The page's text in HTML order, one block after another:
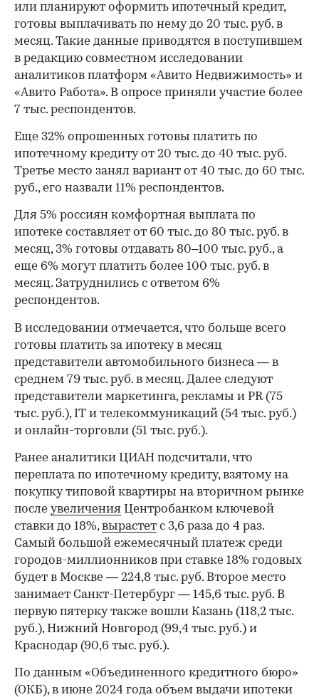
или планируют оформить ипотечный кредит,
готовы выплачивать по нему до 20 тыс. руб. в
месяц. Такие данные приводятся в поступившем
в редакцию совместном исследовании
аналитиков платформ «Авито Недвижимость» и
«Авито Работа». В опросе приняли участие более
7 тыс. респондентов.
Еще 32% опрошенных готовы платить по
ипотечному кредиту от 20 тыс. до 40 тыс. руб.
Третье место занял вариант от 40 тыс. до 60 тыс.
руб., его назвали 11% респондентов.
Для 5% россиян комфортная выплата по
ипотеке составляет от 60 тыс. до 80 тыс. руб. в
месяц, 3% готовы отдавать 80–100 тыс. руб., а
еще 6% могут платить более 100 тыс. руб. в
месяц. Затруднились с ответом 6%
респондентов.
00:00
В исследовании отмечается, что больше всего
готовы платить за ипотеку в месяц
представители автомобильного бизнеса — в
среднем 79 тыс. руб. в месяц. Далее следуют
представители маркетинга, рекламы и PR (75
тыс. руб.), IT и телекоммуникаций (54 тыс. руб.)
и онлайн-торговли (51 тыс. руб.).
Ранее аналитики ЦИАН подсчитали, что
переплата по ипотечному кредиту, взятому на
покупку типовой квартиры на вторичном рынке
после увеличения Центробанком ключевой
ставки до 18%,вырастет с 3,6 раза до 4 раз.
Самый большой ежемесячный платеж среди
городов-миллионников при ставке 18% годовых
будет в Москве — 224,8 тыс. руб. Второе место
занимает Санкт-Петербург — 145,6 тыс. руб. В
первую пятерку также вошли Казань (118,2 тыс.
руб.), Нижний Новгород (99,4 тыс. руб.) и
Краснодар (90,6 тыс. руб.).
По данным «Объединенного кредитного бюро»
(ОКБ), в июне 2024 года объем выдачи ипотеки